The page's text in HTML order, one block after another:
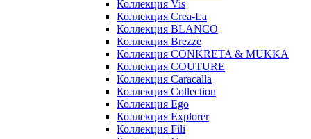
Коллекция Vis
Коллекция Crea-La
Коллекция BLANCO
Коллекция Brezze
Коллекция CONKRETA & MUKKA
Коллекция COUTURE
Коллекция Caracalla
Коллекция Collection
Коллекция Ego
Коллекция Explorer
Коллекция Fili